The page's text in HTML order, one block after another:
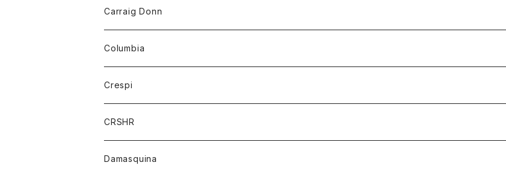
チーフ
バンダナ
トレーナー
ショートパンツ
オーバーオール
カーディガン
ハーフスリーブTシャツ
Carraig Donn
ニット
Columbia
アウター
ジャケット
Crespi
ジャケット
ワンピース
CRSHR
キャップ
Damasquina